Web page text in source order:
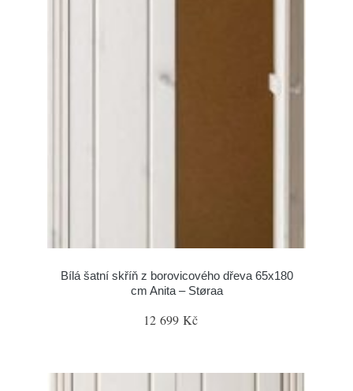
Bílá šatní skříň z borovicového dřeva 65x180
cm Anita – Støraa
12 699 Kč